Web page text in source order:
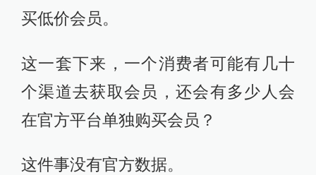
买低价会员。
这一套下来，一个消费者可能有几十
个渠道去获取会员，还会有多少人会
在官方平台单独购买会员？
这件事没有官方数据。